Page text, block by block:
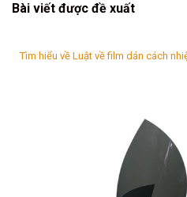
Bài viết được đề xuất
Tìm hiểu về Luật về film dán cách